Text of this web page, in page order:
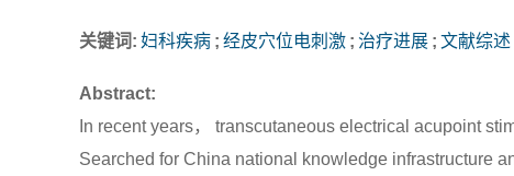
关键词: 妇科疾病 ; 经皮穴位电刺激 ; 治疗进展 ; 文献综述
Abstract:
In recent years， transcutaneous electrical acupoint
Searched for China national knowledge infrastructure